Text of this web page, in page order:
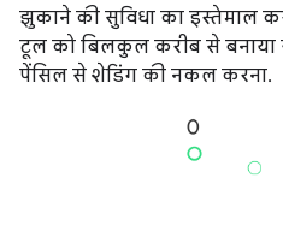
झुकाने की सुविधा का इस्तेमाल
टूल को बिलकुल करीब से
पेंसिल से शेडिंग की नकल करना.